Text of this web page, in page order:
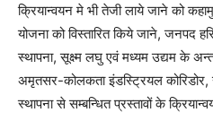
क्रियान्वयन मे भी तेजी लाये जाने को
योजना को विस्तारित किये जाने, जनपद
स्थापना, सूक्ष्म लघु एवं मध्यम उद्यम के
अमृतसर-कोलकता इंडस्ट्रियल
स्थापना से सम्बन्धित प्रस्तावों के